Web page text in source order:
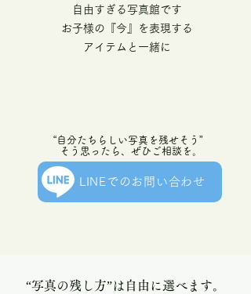
自由すぎる写真館です
お子様の『今』を表現する
アイテムと一緒に
“自分たちらしい写真を残せそう”
そう思ったら、ぜひご相談を。
LINEでのお問い合わせ
“写真の残し方”は自由に選べます。